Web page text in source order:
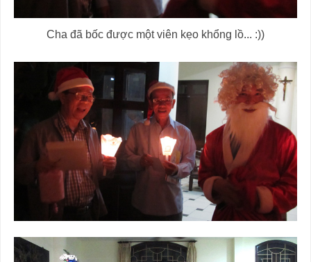
Cha đã bốc được một viên kẹo khổng lồ... :))